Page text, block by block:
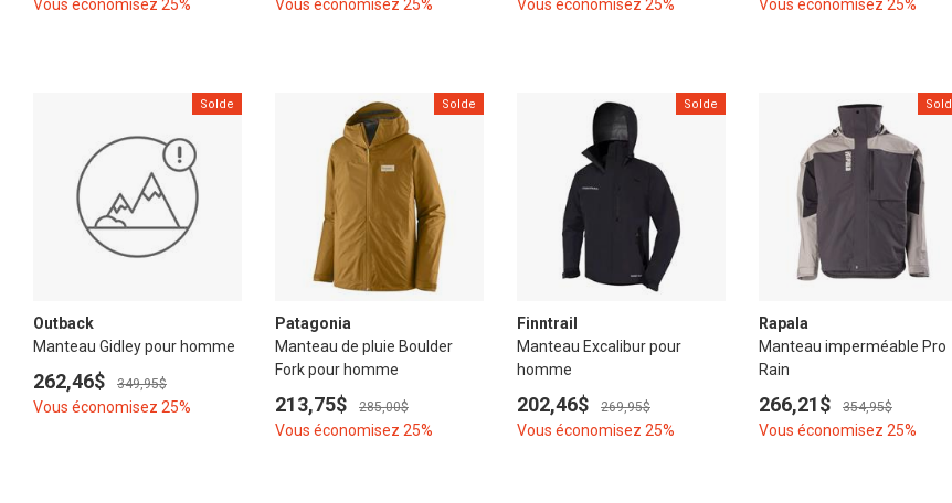
Vous économisez 25% Vous économisez 25% Vous économisez 25% Vous économisez 25%
Solde
Outback
Manteau Gidley pour homme
262,46$ 349,95$
Vous économisez 25%
Solde
Patagonia
Manteau de pluie Boulder
Fork pour homme
213,75$ 285,00$
Vous économisez 25%
Solde
Finntrail
Manteau Excalibur pour
homme
202,46$ 269,95$
Vous économisez 25%
Rapala
Manteau imperméable Pro
Rain
266,21$ 354,95$
Vous économisez 25%